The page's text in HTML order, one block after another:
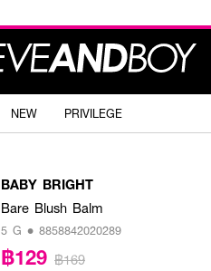
NEW PRIVILEGE
BABY BRIGHT
Bare Blush Balm
5 G • 8858842020289
฿129 ฿169